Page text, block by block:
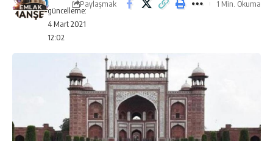
güncelleme:
4 Mart 2021
12:02
Paylaşmak 1 Min. Okuma